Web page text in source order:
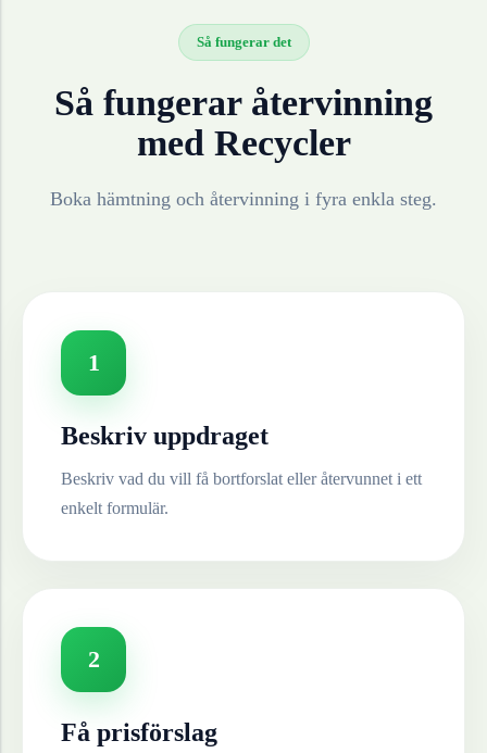
Så fungerar det
Så fungerar återvinning
med Recycler
Boka hämtning och återvinning i fyra enkla steg.
1
Beskriv uppdraget
Beskriv vad du vill få bortforslat eller återvunnet i ett
enkelt formulär.
2
Få prisförslag